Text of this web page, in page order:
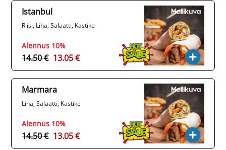
Istanbul
Riisi, Liha, Salaatti, Kastike
Alennus 10%
14.50 € 13.05 €
Marmara
Liha, Salaatti, Kastike
Alennus 10%
14.50 € 13.05 €